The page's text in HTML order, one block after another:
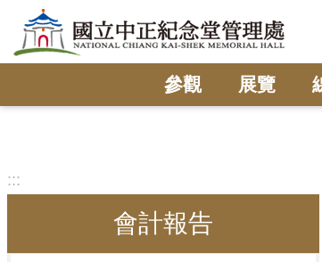
跳到主要內容區塊
參觀 展覽
:::
會計報告